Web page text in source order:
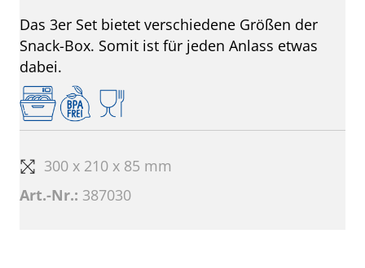
Das 3er Set bietet verschiedene Größen der
Snack-Box. Somit ist für jeden Anlass etwas
dabei.
300 x 210 x 85 mm
Art.-Nr.: 387030